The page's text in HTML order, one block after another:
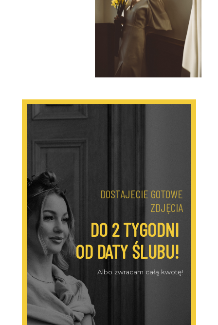
DOSTAJECIE GOTOWE
ZDJĘCIA
DO 2 TYGODNI
OD DATY ŚLUBU!
Albo zwracam całą kwotę!